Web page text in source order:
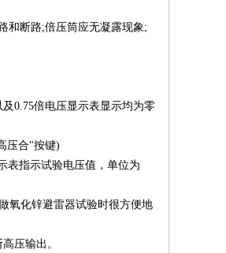
和断路;倍压筒应无凝露现象;
0.75倍电压显示表显示均为零
压合"按键)
表指示试验电压值，单位为
氧化锌避雷器试验时很方便地
压输出。